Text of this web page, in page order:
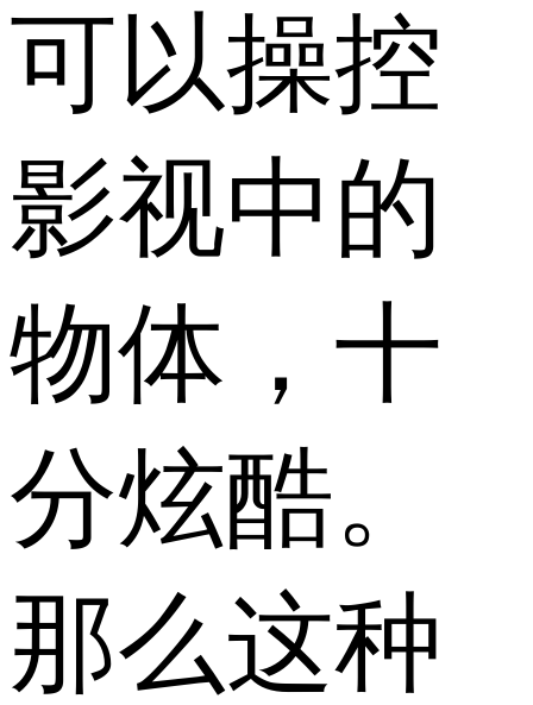
可以操控
影视中的
物体，十
分炫酷。
那么这种